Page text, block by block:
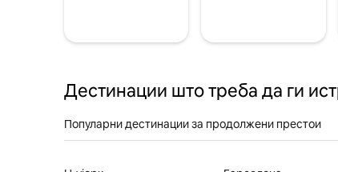
Дестинации што треба да ги
Популарни дестинации за продолжени престои